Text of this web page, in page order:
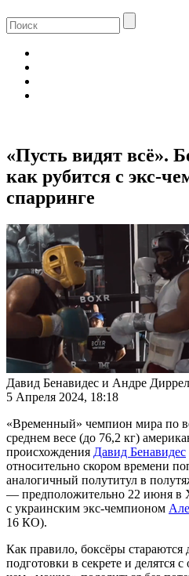
«Пусть видят всё».
как рубится с экс-
спарринге
Давид Бенавидес и Андре
5 Апреля 2024, 18:18
«Временный» чемпион мира по
среднем весе (до 76,2 кг)
происхождения Давид Бенавидес
относительно скором времени
аналогичный полутитул в
— предположительно 22 июня в
с украинским экс-чемпионом
16 КО).
Как правило, боксёры стараются
подготовки в секрете и делятся